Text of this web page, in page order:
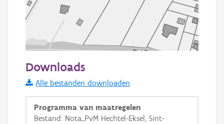
Informatie Vlaanderen
i
Downloads
Alle bestanden downloaden
Programma van maatregelen
Bestand: Nota_PvM Hechtel-Eksel, Sint-